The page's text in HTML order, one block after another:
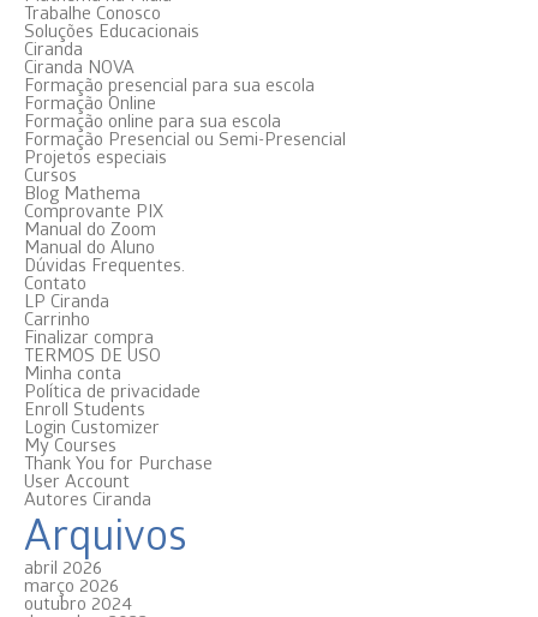
Trabalhe Conosco
Soluções Educacionais
Ciranda
Ciranda NOVA
Formação presencial para sua escola
Formação Online
Formação online para sua escola
Formação Presencial ou Semi-Presencial
Projetos especiais
Cursos
Blog Mathema
Comprovante PIX
Manual do Zoom
Manual do Aluno
Dúvidas Frequentes.
Contato
LP Ciranda
Carrinho
Finalizar compra
TERMOS DE USO
Minha conta
Política de privacidade
Enroll Students
Login Customizer
My Courses
Thank You for Purchase
User Account
Autores Ciranda
Arquivos
abril 2026
março 2026
outubro 2024